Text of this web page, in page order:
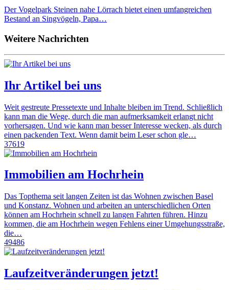
Der Vogelpark Steinen nahe Lörrach bietet einen umfangreichen
Bestand an Singvögeln, Papa…
Weitere Nachrichten
Ihr Artikel bei uns
Weit gestreute Pressetexte und Inhalte bleiben im Trend. Schließlich
kann man die Wege, durch die man aufmerksamkeit erlangt nicht
vorhersagen. Und wie kann man besser Interesse wecken, als durch
einen packenden Text. Wenn damit beim Leser schon gle…
37619
Immobilien am Hochrhein
Das Topthema seit langen Zeiten ist das Wohnen zwischen Basel
und Konstanz. Wohnen und arbeiten an unterschiedlichen Orten
können am Hochrhein schnell zu langen Fahrten führen. Hinzu
kommen, die am Hochrhein wegen Fehlens einer Umgehungsstraße,
die…
49486
Laufzeitveränderungen jetzt!